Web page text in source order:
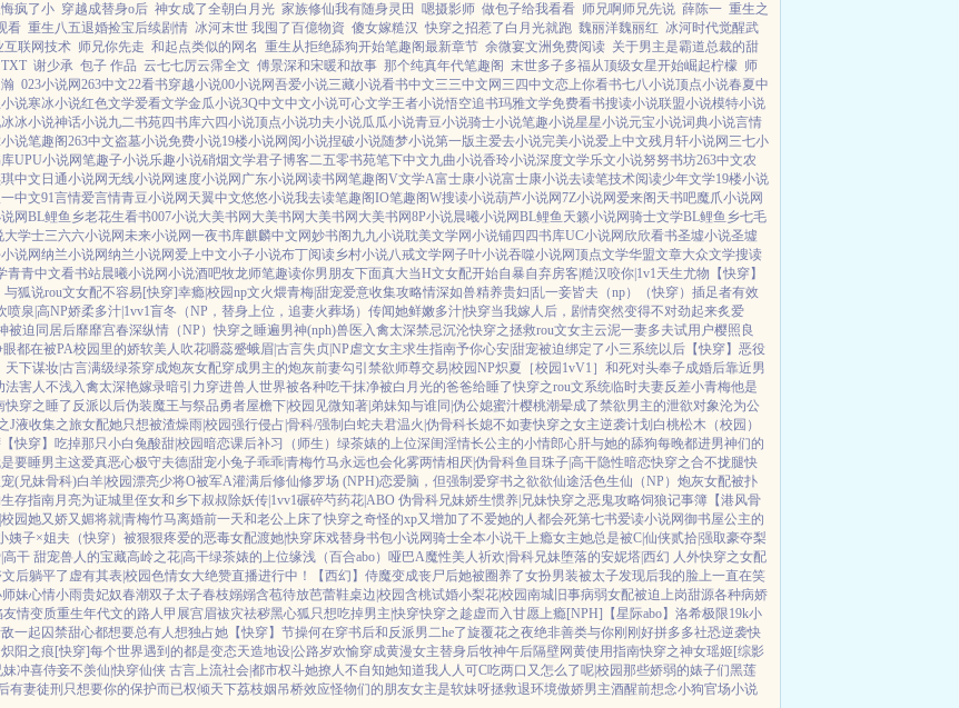
疯了小 穿越成替身o后 神女成了全朝白月光 家族修仙我有随身灵田 嗯摄影师 做包子给我看看 师兄啊师兄先说 薛陈一 重生之
看 重生八五退婚捡宝后续剧情 冰河末世 我囤了百億物資 傻女嫁糙汉 快穿之招惹了白月光就跑 魏丽洋魏丽红 冰河时代觉醒武
互联网技术 师兄你先走 和起点类似的网名 重生从拒绝舔狗开始笔趣阁最新章节 余微宴文洲免费阅读 关于男主是霸道总裁的甜
谢少承 包子 作品 云七七厉云霈全文 傅景深和宋暖和故事 那个纯真年代笔趣阁 末世多子多福从顶级女星开始崛起柠檬 师
023小说网263中文22看书穿越小说00小说网吾爱小说三藏小说看书中文三三中文网 三四中文恋上你看书七八小说顶点小说春夏中
说寒冰小说红色文学爱看文学金瓜小说3Q中文中文小说可心文学王者小说悟空追书玛雅文学免费看书搜读小说联盟小说模特小说
冰冰小说神话小说九二书苑四书库六四小说顶点小说功夫小说瓜瓜小说青豆小说骑士小说笔趣小说星星小说元宝小说词典小说言情
说笔趣阁263中文盗墓小说免费小说19楼小说网阅小说捏破小说随梦小说第一版主爱去小说完美小说爱上中文残月轩小说网 三七小
UPU小说网笔趣子小说乐趣小说硝烟文学君子博客二五零书苑笔下中文九曲小说香玲小说深度文学乐文小说努努书坊263中文农
中文 日通小说网无线小说网速度小说网 广东小说网读书网笔趣阁V文学A富士康小说富士康小说去读笔技术阅读少年文学19楼小说
中文91言情爱言情青豆小说网 天翼中文悠悠小说我去读笔趣阁IO笔趣阁W搜读小说葫芦小说网7Z小说网爱来阁 天书吧魔爪小说网
网BL鲤鱼乡老花生看书007小说大美书网 大美书网 大美书网 大美书网8P小说晨曦小说网BL鲤鱼 天籁小说网骑士文学BL鲤鱼乡七毛
大学士三六六小说网未来小说网一夜书库麒麟中文网妙书阁 九九小说耽美文学网小说铺四四书库UC小说网 欣欣看书圣墟小说圣墟
说网纳兰小说网纳兰小说网爱上中文小子小说布丁阅读乡村小说八戒文学网子叶小说吞噬小说网顶点文学华盟文章大众文学搜读
青青中文看书站晨曦小说网小说酒吧牧龙师笔趣读你男朋友下面真大当H文女配开始自暴自弃房客|糙汉咬你|1v1天生尤物【快穿】
与狐说rou文女配不容易[快穿]幸瘾|校园np文火煨青梅|甜宠爱意收集攻略情深如兽精养贵妇|乱一妾皆夫（np） （快穿）插足者有效
喷泉|高NP娇柔多汁|1vv1盲冬（NP，替身上位，追妻火葬场） 传闻她鲜嫩多汁|快穿当我嫁人后，剧情突然变得不对劲起来炙爱
被迫同居后靡靡宫春深纵情（NP）快穿之睡遍男神(nph)兽医 入禽太深禁忌沉沦快穿之拯救rou文女主云泥一妻多夫试用户樱照良
都在被PA校园里的娇软美人 吹花嚼蕊蹙蛾眉|古言失贞|NP虐文女主求生指南予你心安|甜宠被迫绑定了小三系统以后【快穿】 恶役
天下谋妆|古言满级绿茶穿成炮灰女配穿成男主的炮灰前妻勾引禁欲师尊交易|校园NP炽夏［校园1vV1］ 和死对头奉子成婚后靠近男
法害人不浅入禽太深艳嫁录暗引力穿进兽人世界被各种吃干抹净被白月光的爸爸给睡了快穿之rou文系统临时夫妻反差小青梅他是
快穿之睡了反派以后伪装魔王与祭品勇者屋檐下|校园 见微知著|弟妹知与谁同|伪公媳蜜汁樱桃潮晕成了禁欲男主的泄欲对象沦为公
J液收集之旅女配她只想被渣燥雨|校园强行侵占|骨科/强制 白蛇夫君温火|伪骨科长媳不如妻快穿之女主逆袭计划 白桃松木（校园）
【快穿】吃掉那只小白兔酸甜|校园暗恋课后补习（师生） 绿茶婊的上位深闺淫情长公主的小情郎心肝与她的舔狗每晚都进男神们的
要睡男主这爱真恶心极守夫德|甜宠小兔子乖乖|青梅竹马永远也会化雾两情相厌|伪骨科鱼目珠子|高干隐性暗恋快穿之合不拢腿快
(兄妹骨科)白羊|校园漂亮少将O被军A灌满后修仙修罗场 (NPH)恋爱脑，但强制爱穿书之欲欲仙途活色生仙（NP） 炮灰女配被扑
存指南月亮为证城里侄女和乡下叔叔除妖传|1vv1碾碎芍药花|ABO 伪骨科兄妹娇生惯养|兄妹快穿之恶鬼攻略饲狼记事簿 【港风骨
园她又娇又媚将就|青梅竹马离婚前一天和老公上床了快穿之奇怪的xp又增加了不爱她的人都会死第七书爱读小说网御书屋公主的
姨子×姐夫 （快穿）被狠狠疼爱的恶毒女配渡她|快穿床戏替身书包小说网骑士全本小说干上瘾女主她总是被C|仙侠贰拾|强取豪夺梨
高干 甜宠兽人的宝藏高岭之花|高干绿茶婊的上位缘浅（百合abo）哑巴A魔性美人祈欢|骨科兄妹堕落的安妮塔|西幻 人外快穿之女配
后躺平了 虚有其表|校园色情女大绝赞直播进行中！ 【西幻】侍魔变成丧尸后她被圈养了女扮男装被太子发现后我的脸上一直在笑
妹心情小雨贵妃奴春潮双子太子春枝嫋嫋含苞待放芭蕾鞋桌边|校园含桃试婚小梨花|校园南城旧事病弱女配被迫上岗甜源各种病娇
友情变质重生年代文的路人甲 展宫眉袚灾祛秽黑心狐只想吃掉男主|快穿快穿之趁虚而入甘愿上瘾[NPH] 【星际abo】洛希极限19k小
一起囚禁甜心都想要总有人想独占她 【快穿】节操何在穿书后和反派男二he了旋覆花之夜绝非善类与你刚刚好拼多多社恐逆袭快
炽阳之痕 [快穿]每个世界遇到的都是变态天造地设|公路岁欢愉穿成黄漫女主替身后牧神午后隔壁网黄使用指南快穿之神女瑶姬[综影
妹冲喜侍妾不羡仙|快穿仙侠 古言上流社会|都市权斗她撩人不自知她知道我人人可C吃两口又怎么了呢|校园那些娇弱的婊子们黑莲
有妻徒刑 只想要你的保护而已权倾天下荔枝姻吊桥效应怪物们的朋友女主是软妹呀拯救退环境傲娇男主酒醒前想念小狗官场小说